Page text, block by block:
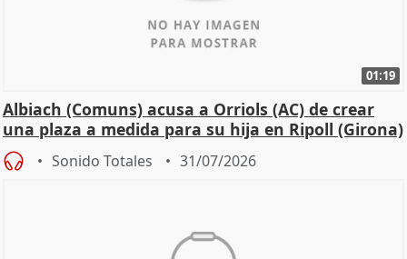
01:19
Albiach (Comuns) acusa a Orriols (AC) de crear
una plaza a medida para su hija en Ripoll (Girona)
Sonido Totales 31/07/2026